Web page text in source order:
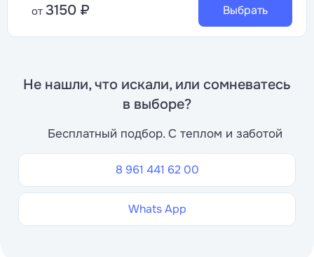
от 3150 ₽ Выбрать
Не нашли, что искали, или сомневатесь
в выборе?
Бесплатный подбор. С теплом и заботой
8 961 441 62 00
Whats App